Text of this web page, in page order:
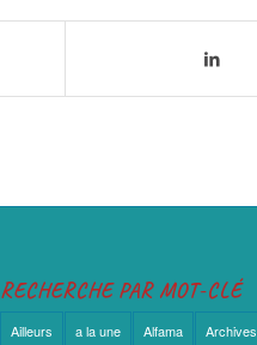
RECHERCHE PAR MOT-CLÉ
Ailleurs a la une Alfama Archives